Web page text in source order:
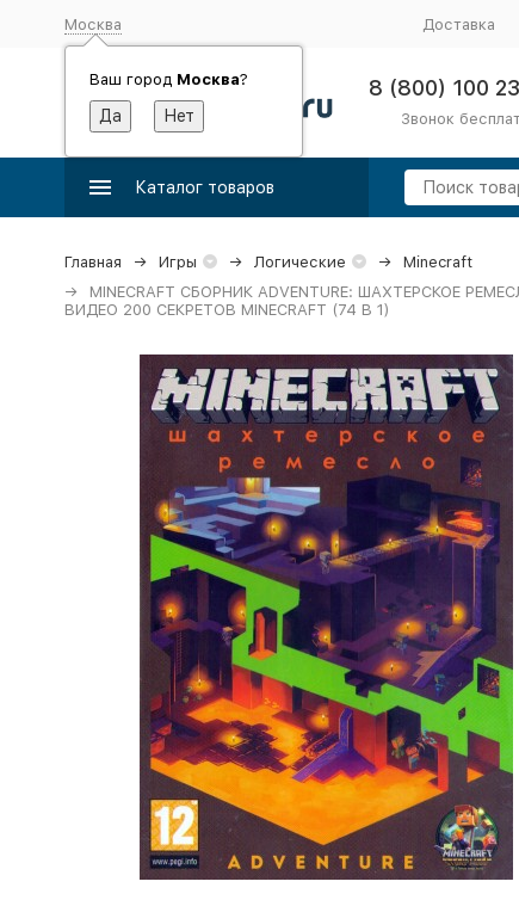
Москва
Ваш город Москва?
Доставка
8 (800) 100
Звонок
Каталог товаров
Главная Игры Логические
Minecraft
MINECRAFT СБОРНИК ADVENTURE: ШАХТЕРСКОЕ
ВИДЕО 200 СЕКРЕТОВ MINECRAFT (74 В 1)